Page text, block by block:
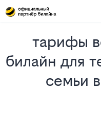
тарифы
билайн для
семьи